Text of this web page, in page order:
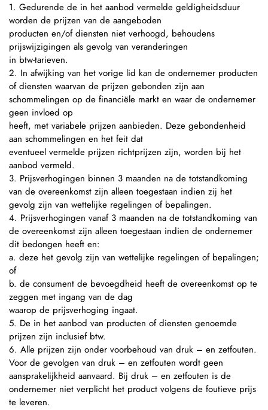
1. Gedurende de in het aanbod vermelde geldigheidsduur
worden de prijzen van de aangeboden
producten en/of diensten niet verhoogd, behoudens
prijswijzigingen als gevolg van veranderingen
in btw-tarieven.
2. In afwijking van het vorige lid kan de ondernemer producten
of diensten waarvan de prijzen gebonden zijn aan
schommelingen op de financiële markt en waar de ondernemer
geen invloed op
heeft, met variabele prijzen aanbieden. Deze gebondenheid
aan schommelingen en het feit dat
eventueel vermelde prijzen richtprijzen zijn, worden bij het
aanbod vermeld.
3. Prijsverhogingen binnen 3 maanden na de totstandkoming
van de overeenkomst zijn alleen toegestaan indien zij het
gevolg zijn van wettelijke regelingen of bepalingen.
4. Prijsverhogingen vanaf 3 maanden na de totstandkoming van
de overeenkomst zijn alleen toegestaan indien de ondernemer
dit bedongen heeft en:
a. deze het gevolg zijn van wettelijke regelingen of bepalingen;
of
b. de consument de bevoegdheid heeft de overeenkomst op te
zeggen met ingang van de dag
waarop de prijsverhoging ingaat.
5. De in het aanbod van producten of diensten genoemde
prijzen zijn inclusief btw.
6. Alle prijzen zijn onder voorbehoud van druk – en zetfouten.
Voor de gevolgen van druk – en zetfouten wordt geen
aansprakelijkheid aanvaard. Bij druk – en zetfouten is de
ondernemer niet verplicht het product volgens de foutieve prijs
te leveren.